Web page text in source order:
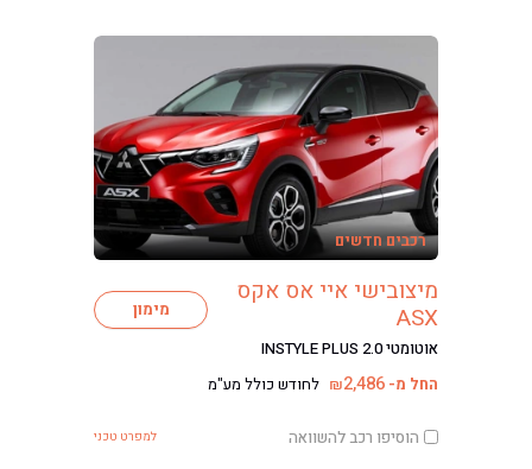
רכבים חדשים
מיצובישי איי אס אקס
ASX
אוטומטי INSTYLE PLUS 2.0
מימון
החל מ- ₪2,486 לחודש כולל מע"מ
הוסיפו רכב להשוואה למפרט טכני